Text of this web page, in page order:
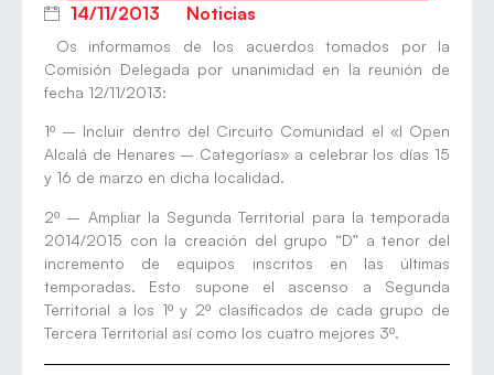
14/11/2013 Noticias
Os informamos de los acuerdos tomados por la
Comisión Delegada por unanimidad en la reunión de
fecha 12/11/2013:
1º – Incluir dentro del Circuito Comunidad el «I Open
Alcalá de Henares – Categorías» a celebrar los días 15
y 16 de marzo en dicha localidad.
2º – Ampliar la Segunda Territorial para la temporada
2014/2015 con la creación del grupo “D” a tenor del
incremento de equipos inscritos en las últimas
temporadas. Esto supone el ascenso a Segunda
Territorial a los 1º y 2º clasificados de cada grupo de
Tercera Territorial así como los cuatro mejores 3º.